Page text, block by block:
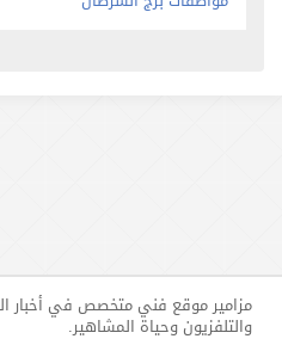
مزامير موقع فني متخصص في أخبار
والتلفزيون وحياة المشاهير.